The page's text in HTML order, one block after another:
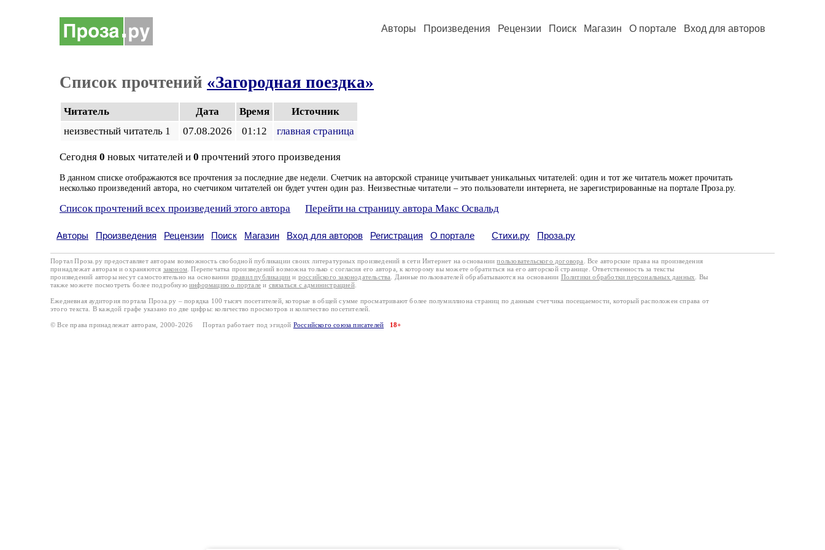
Авторы Произведения Рецензии Поиск Магазин О портале Вход для авторов
Список прочтений «Загородная поездка»
Читатель Дата Время
Источник
неизвестный читатель 1
07.08.2026 01:12 главная страница
Сегодня 0 новых читателей и 0 прочтений этого произведения
В данном списке отображаются все прочтения за последние две недели. Счетчик на авторской странице учитывает уникальных читателей: один и тот же читатель может прочитать
несколько произведений автора, но счетчиком читателей он будет учтен один раз. Неизвестные читатели – это пользователи интернета, не зарегистрированные на портале Проза.ру.
Список прочтений всех произведений этого автора Перейти на страницу автора Макс Освальд
Авторы Произведения Рецензии Поиск Магазин Вход для авторов Регистрация О портале Стихи.ру Проза.ру
Портал Проза.ру предоставляет авторам возможность свободной публикации своих литературных произведений в сети Интернет на основаниипользовательского договора
. Все авторские права на произведения
принадлежат авторам и охраняются законом . Перепечатка произведений возможна только с согласия его автора, к которому вы можете обратиться на его авторской странице. Ответственность за тексты
произведений авторы несут самостоятельно на основании правил публикации и российского законодательства . Данные пользователей обрабатываются на основании Политики обработки персональных данных
. Вы
также можете посмотреть более подробную информацию о портале и связаться с администрацией.
Ежедневная аудитория портала Проза.ру – порядка 100 тысяч посетителей, которые в общей сумме просматривают более полумиллиона страниц по данным счетчика посещаемости, который расположен справа от
этого текста. В каждой графе указано по две цифры: количество просмотров и количество посетителей.
© Все права принадлежат авторам, 2000-2026 Портал работает под эгидой Российского союза писателей 18+